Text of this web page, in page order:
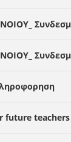
future teachers